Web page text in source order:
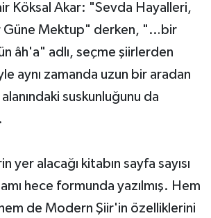
Köksal Akar: "Sevda Hayalleri,
Güne Mektup" derken, "…bir
âh'a" adlı, seçme şiirlerden
aynı zamanda uzun bir aradan
suskunluğunu da
yer alacağı kitabın sayfa sayısı
hece formunda yazılmış. Hem
de Modern Şiir'in özelliklerini